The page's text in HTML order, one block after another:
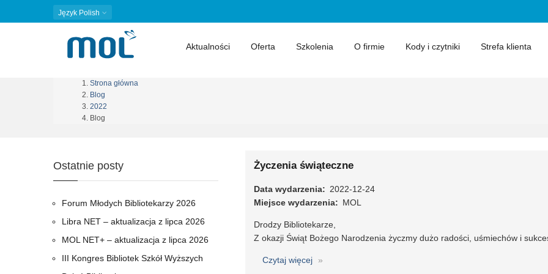
Język Polish
Aktualności Oferta Szkolenia O firmie Kody i czytniki Strefa klienta
Ścieżka
nawigacyjna
Strona główna
Blog
2022
Blog
Życzenia świąteczne
Data wydarzenia
2022-12-24
Miejsce wydarzenia
MOL
Drodzy Bibliotekarze,
Z okazji Świąt Bożego Narodzenia życzmy dużo radości, uśmiechów i
Czytaj więcej
o
Ostatnie posty
Forum Młodych Bibliotekarzy 2026
Libra NET – aktualizacja z lipca 2026
MOL NET+ – aktualizacja z lipca 2026
III Kongres Bibliotek Szkół Wyższych